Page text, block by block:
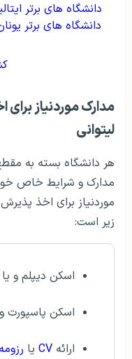
دانشگاه های برتر
دانشگاه های برتر
مدارک موردنیاز
لیتوانی
هر دانشگاه بسته به
مدارک و شرایط خاص
موردنیاز برای اخذ
زیر است:
اسکن دیپلم و
اسکن پاسپورت
ارائه CV یا رزومه